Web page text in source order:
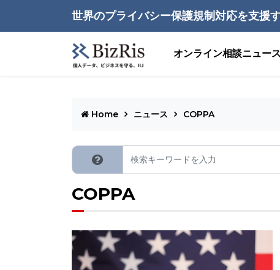
世界のプライバシー保護規制対応を支援
オンライン相談ニュース
Home ニュース COPPA
COPPA